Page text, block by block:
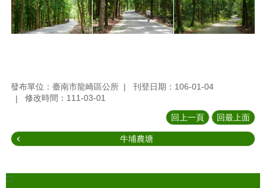
發布單位：臺南市龍崎區公所
刊登日期：106-01-04
修改時間：111-03-01
回上一頁 回最上面
牛埔農塘
:::